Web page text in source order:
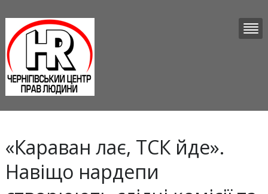
«Караван лає, ТСК йде».
Навіщо нардепи